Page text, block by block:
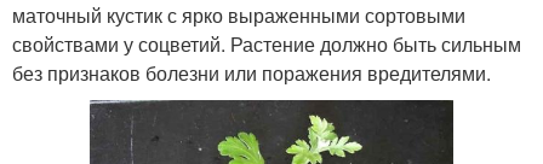
маточный кустик с ярко выраженными сортовыми
свойствами у соцветий. Растение должно быть сильным
без признаков болезни или поражения вредителями.